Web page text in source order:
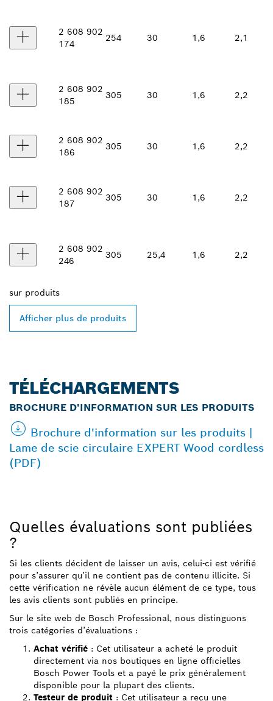
2 608 902
174
254 30 1,6 2,1
2 608 902
185
305 30 1,6 2,2
2 608 902
186
305 30 1,6 2,2
2 608 902
187
305 30 1,6 2,2
2 608 902
246
305 25,4 1,6 2,2
sur produits
Afficher plus de produits
TÉLÉCHARGEMENTS
BROCHURE D'INFORMATION SUR LES PRODUITS
Brochure d'information sur les produits |
Lame de scie circulaire EXPERT Wood cordless
(PDF)
Quelles évaluations sont publiées
?
Si les clients décident de laisser un avis, celui-ci est vérifié
pour s’assurer qu’il ne contient pas de contenu illicite. Si
cette vérification ne révèle aucun élément de ce type, tous
les avis clients sont publiés en principe.
Sur le site web de Bosch Professional, nous distinguons
trois catégories d’évaluations :
Achat vérifié : Cet utilisateur a acheté le produit
directement via nos boutiques en ligne officielles
Bosch Power Tools et a payé le prix généralement
disponible pour la plupart des clients.
Testeur de produit : Cet utilisateur a reçu une